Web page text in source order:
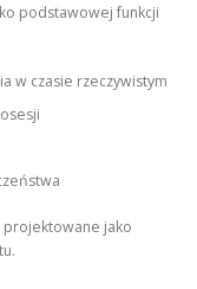
podstawowej funkcji
w czasie rzeczywistym
projektowane jako